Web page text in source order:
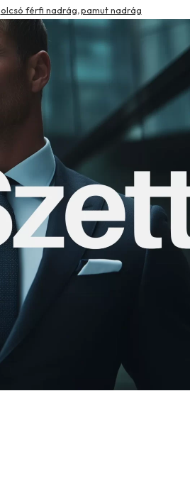
olcsó férfi nadrág,pamut nadrág